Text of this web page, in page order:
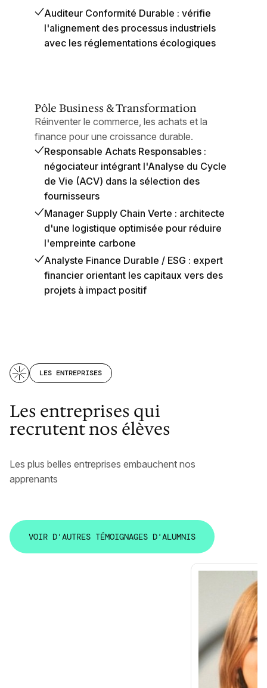
Auditeur Conformité Durable : vérifie
l'alignement des processus industriels
avec les réglementations écologiques
Pôle Business & Transformation
Réinventer le commerce, les achats et la
finance pour une croissance durable.
Responsable Achats Responsables :
négociateur intégrant l'Analyse du Cycle
de Vie (ACV) dans la sélection des
fournisseurs
Manager Supply Chain Verte : architecte
d'une logistique optimisée pour réduire
l'empreinte carbone
Analyste Finance Durable / ESG : expert
financier orientant les capitaux vers des
projets à impact positif
LES ENTREPRISES
Les entreprises qui
recrutent nos élèves
Les plus belles entreprises embauchent nos
apprenants
V
V
O
O
I
I
R
R
D
D
'
'
A
A
U
U
T
T
R
R
E
E
S
S
T
T
É
É
M
M
O
O
I
I
G
G
N
N
A
A
G
G
E
E
S
S
D
D
'
'
A
A
L
L
U
U
M
M
N
N
I
I
S
S